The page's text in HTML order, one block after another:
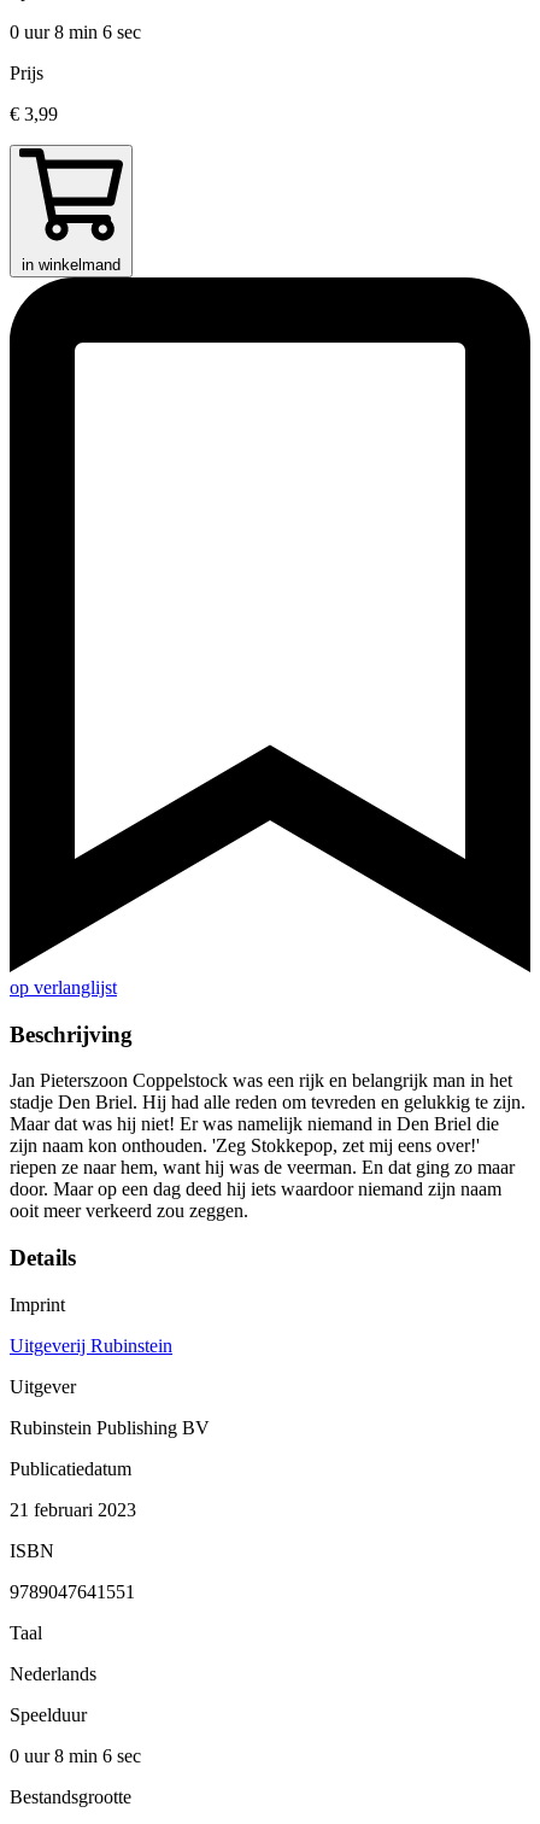
0 uur 8 min 6 sec
Prijs
€ 3,99
in winkelmand
op verlanglijst
Beschrijving
Jan Pieterszoon Coppelstock was een rijk en belangrijk man in het
stadje Den Briel. Hij had alle reden om tevreden en gelukkig te zijn.
Maar dat was hij niet! Er was namelijk niemand in Den Briel die
zijn naam kon onthouden. 'Zeg Stokkepop, zet mij eens over!'
riepen ze naar hem, want hij was de veerman. En dat ging zo maar
door. Maar op een dag deed hij iets waardoor niemand zijn naam
ooit meer verkeerd zou zeggen.
Details
Imprint
Uitgeverij Rubinstein
Uitgever
Rubinstein Publishing BV
Publicatiedatum
21 februari 2023
ISBN
9789047641551
Taal
Nederlands
Speelduur
0 uur 8 min 6 sec
Bestandsgrootte